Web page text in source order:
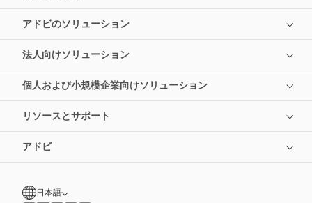
アドビのソリューション
法人向けソリューション
個人および小規模企業向けソリューション
リソースとサポート
アドビ
日本語